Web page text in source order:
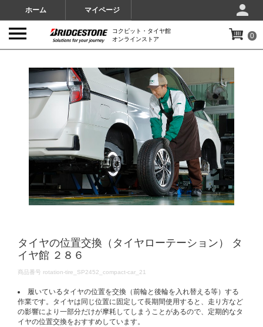
ホーム マイページ
コクピット・タイヤ館
オンラインストア
0
タイヤの位置交換（タイヤローテーション） タ
イヤ館 ２８６
DETAILS
商品番号 rotation-tire_SP2452_compact-car_21
履いているタイヤの位置を交換（前輪と後輪を入れ替える等）する
作業です。タイヤは同じ位置に固定して長期間使用すると、走り方など
の影響により一部分だけが摩耗してしまうことがあるので、定期的なタ
イヤの位置交換をおすすめしています。